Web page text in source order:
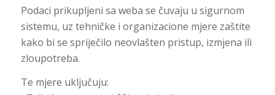
Podaci prikupljeni sa weba se čuvaju u sigurnom
sistemu, uz tehničke i organizacione mjere zaštite
kako bi se spriječilo neovlašten pristup, izmjena ili
zloupotreba.
Te mjere uključuju: